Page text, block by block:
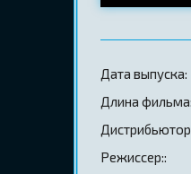
Дата выпуска:
Длина фильма:
Режиссер::